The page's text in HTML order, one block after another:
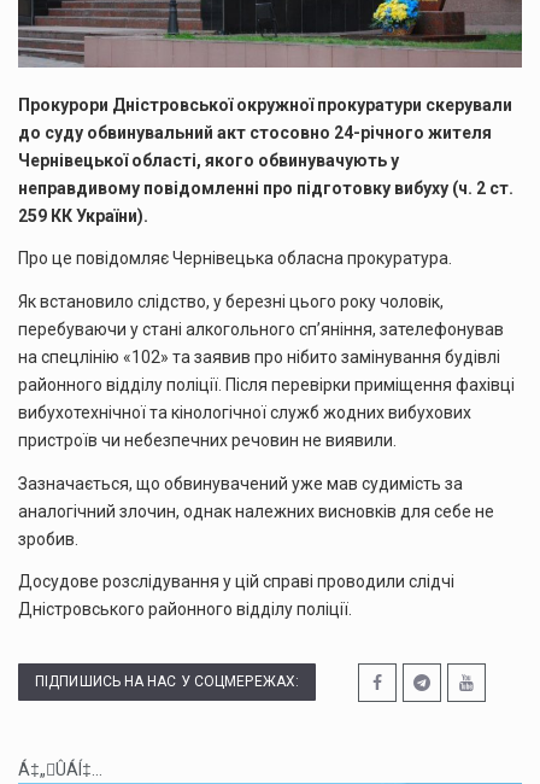
Прокурори Дністровської окружної прокуратури скерували
до суду обвинувальний акт стосовно 24-річного жителя
Чернівецької області, якого обвинувачують у
неправдивому повідомленні про підготовку вибуху (ч. 2 ст.
259 КК України).
Про це повідомляє Чернівецька обласна прокуратура.
Як встановило слідство, у березні цього року чоловік,
перебуваючи у стані алкогольного сп’яніння, зателефонував
на спецлінію «102» та заявив про нібито замінування будівлі
районного відділу поліції. Після перевірки приміщення фахівці
вибухотехнічної та кінологічної служб жодних вибухових
пристроїв чи небезпечних речовин не виявили.
Зазначається, що обвинувачений уже мав судимість за
аналогічний злочин, однак належних висновків для себе не
зробив.
Досудове розслідування у цій справі проводили слідчі
Дністровського районного відділу поліції.
ПІДПИШИСЬ НА НАС У СОЦМЕРЕЖАХ:
Á‡„ÛÁÍ‡...